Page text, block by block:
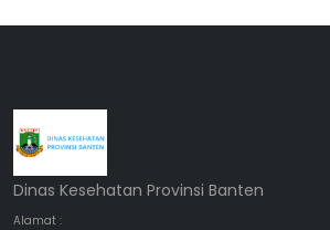
Dinas Kesehatan Provinsi Banten
Alamat :